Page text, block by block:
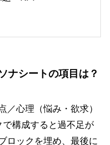
ナシートの項目は？
／心理（悩み・欲求）
で構成すると過不足が
ロックを埋め、最後に